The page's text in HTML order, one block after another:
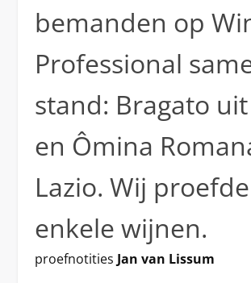
bemanden op
Professional
stand: Bragato
en Ômina
Lazio. Wij
enkele wijnen.
proefnotities Jan van Lissum